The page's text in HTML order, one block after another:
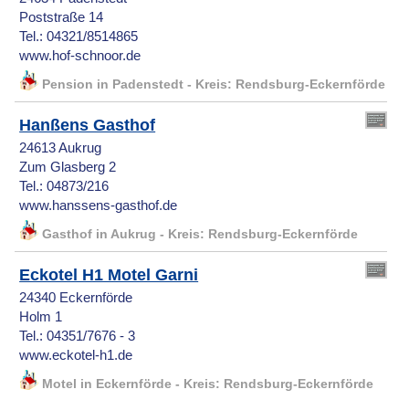
Poststraße 14
Tel.: 04321/8514865
www.hof-schnoor.de
Pension in Padenstedt - Kreis: Rendsburg-Eckernförde
Hanßens Gasthof
24613 Aukrug
Zum Glasberg 2
Tel.: 04873/216
www.hanssens-gasthof.de
Gasthof in Aukrug - Kreis: Rendsburg-Eckernförde
Eckotel H1 Motel Garni
24340 Eckernförde
Holm 1
Tel.: 04351/7676 - 3
www.eckotel-h1.de
Motel in Eckernförde - Kreis: Rendsburg-Eckernförde